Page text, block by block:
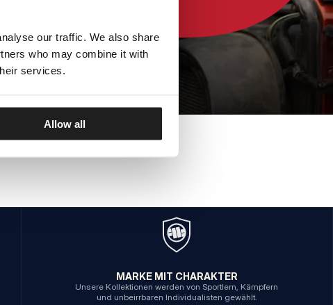
our traffic. We also share
who may combine it with
services.
Allow all
MARKE MIT CHARAKTER
Unsere Kollektionen werden von Sportlern, Kämpfern
und unbeirrbaren Individualisten gewählt.